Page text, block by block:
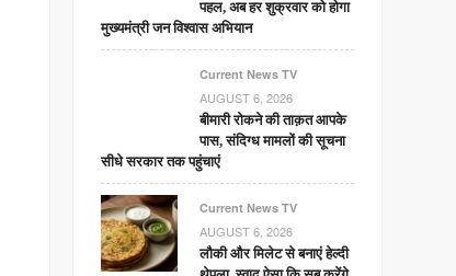
पहल, अब हर शुक्रवार को होगा
मुख्यमंत्री जन विश्वास अभियान
Current News TV
AUGUST 6, 2026
बीमारी रोकने की ताक़त आपके
पास, संदिग्ध मामलों की सूचना
सीधे सरकार तक पहुंचाएं
Current News TV
AUGUST 6, 2026
लौकी और मिलेट से बनाएं हेल्दी